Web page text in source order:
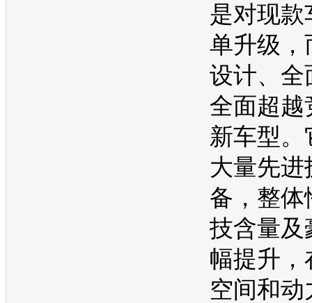
是对现款
单升级，
设计、全
全面超越
新车型。
大量先进
备，整体
技含量及
幅提升，
空间和动